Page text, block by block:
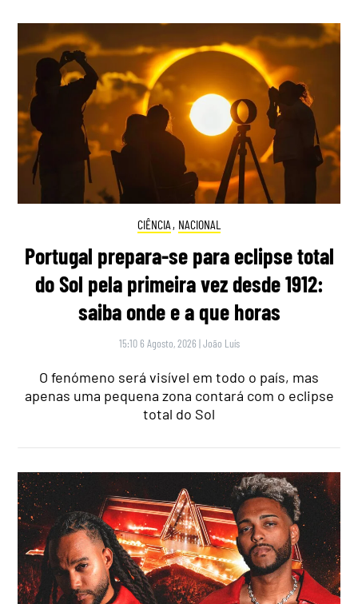
CIÊNCIA , NACIONAL
Portugal prepara-se para eclipse total
do Sol pela primeira vez desde 1912:
saiba onde e a que horas
15:10 6 Agosto, 2026 |João Luís
O fenómeno será visível em todo o país, mas
apenas uma pequena zona contará com o eclipse
total do Sol